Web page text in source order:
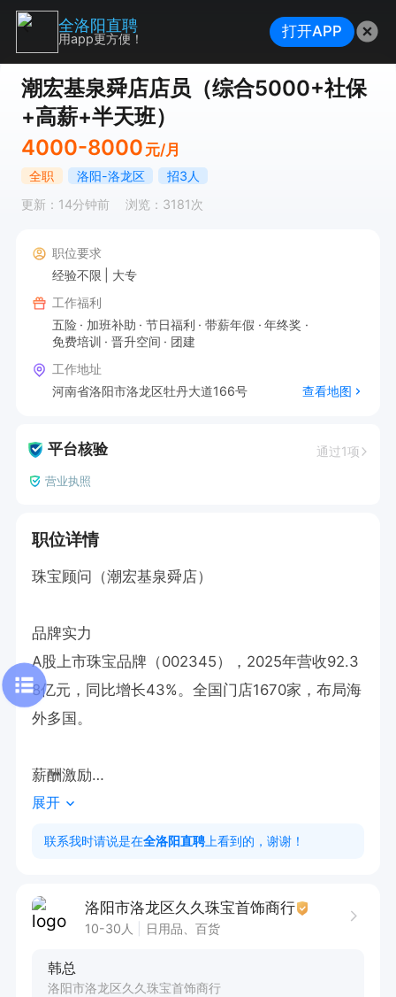
潮宏基泉舜店店员（综合5000+社保
+高薪+半天班）
4000-8000 元/月
全职 洛阳-洛龙区
招3人
更新：14分钟前
浏览：3181次
职位要求
经验不限
大专
工作福利
五险
加班补助 节日福利 带薪年假
年终奖
免费培训
晋升空间
团建
工作地址
河南省洛阳市洛龙区牡丹大道166号
查看地图
平台核验 通过1项
营业执照
职位详情
珠宝顾问（潮宏基泉舜店）
品牌实力
A股上市珠宝品牌（002345），2025年营收92.3
8亿元，同比增长43%。全国门店1670家，布局海
外多国。
薪酬激励
· 薪资范围：4000-8000元/月，上不封顶（底薪
倍）
· 优秀者可晋升储备干部，收入倍增
展开
联系我时请说是在全洛阳直聘 上看到的，谢谢！
洛阳市洛龙区久久珠宝首饰商行
10-30人 日用品、百货
韩总
洛阳市洛龙区久久珠宝首饰商行
全洛阳直聘
用app更方便！ 打开APP